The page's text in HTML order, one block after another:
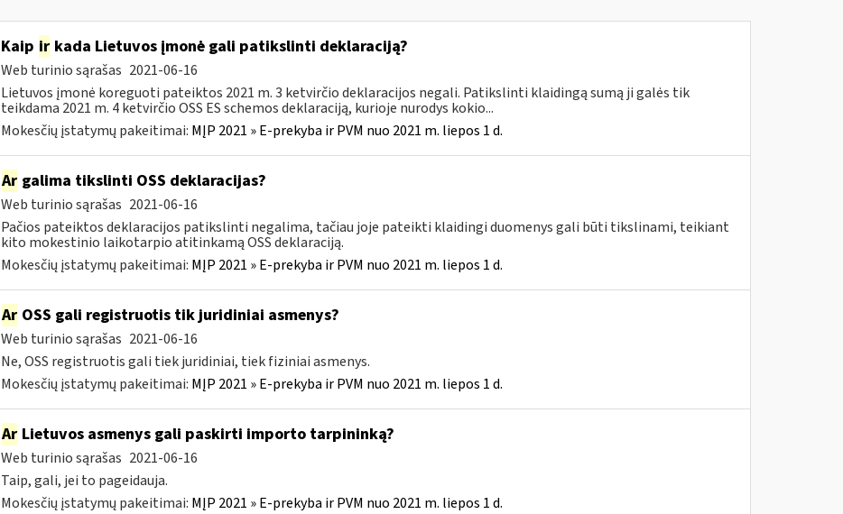
Kaip irkada Lietuvos įmonė gali patikslinti deklaraciją?
Web turinio sąrašas 2021-06-16
Lietuvos įmonė koreguoti pateiktos 2021 m. 3 ketvirčio deklaracijos negali. Patikslinti klaidingą sumą ji galės tik
teikdama 2021 m. 4 ketvirčio OSS ES schemos deklaraciją, kurioje nurodys kokio...
Mokesčių įstatymų pakeitimai: MĮP 2021 » E-prekyba ir PVM nuo 2021 m. liepos 1 d.
Argalima tikslinti OSS deklaracijas?
Web turinio sąrašas 2021-06-16
Pačios pateiktos deklaracijos patikslinti negalima, tačiau joje pateikti klaidingi duomenys gali būti tikslinami, teikiant
kito mokestinio laikotarpio atitinkamą OSS deklaraciją.
Mokesčių įstatymų pakeitimai: MĮP 2021 » E-prekyba ir PVM nuo 2021 m. liepos 1 d.
ArOSS gali registruotis tik juridiniai asmenys?
Web turinio sąrašas 2021-06-16
Ne, OSS registruotis gali tiek juridiniai, tiek fiziniai asmenys.
Mokesčių įstatymų pakeitimai: MĮP 2021 » E-prekyba ir PVM nuo 2021 m. liepos 1 d.
ArLietuvos asmenys gali paskirti importo tarpininką?
Web turinio sąrašas 2021-06-16
Taip, gali, jei to pageidauja.
Mokesčių įstatymų pakeitimai: MĮP 2021 » E-prekyba ir PVM nuo 2021 m. liepos 1 d.